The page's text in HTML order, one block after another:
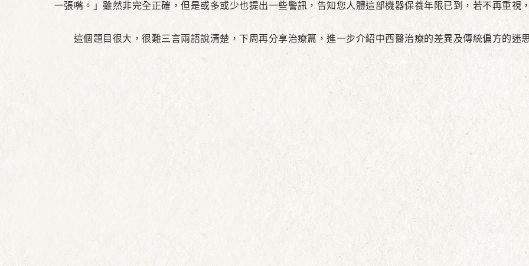
一張嘴。」雖然非完全正確，但是或多或少也提出一些警訊，告知您人體這部機器保養年限已到，若不再重視
這個題目很大，很難三言兩語說清楚，下周再分享治療篇，進一步介紹中西醫治療的差異及傳統偏方的迷